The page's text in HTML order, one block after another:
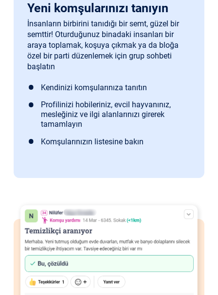
Yeni komşularınızı tanıyın
İnsanların birbirini tanıdığı bir semt, güzel bir
semttir! Oturduğunuz binadaki insanları bir
araya toplamak, koşuya çıkmak ya da bloğa
özel bir parti düzenlemek için grup sohbeti
başlatın
Kendinizi komşularınıza tanıtın
Profilinizi hobileriniz, evcil hayvanınız,
mesleğiniz ve ilgi alanlarınızı girerek
tamamlayın
Komşularınızın listesine bakın